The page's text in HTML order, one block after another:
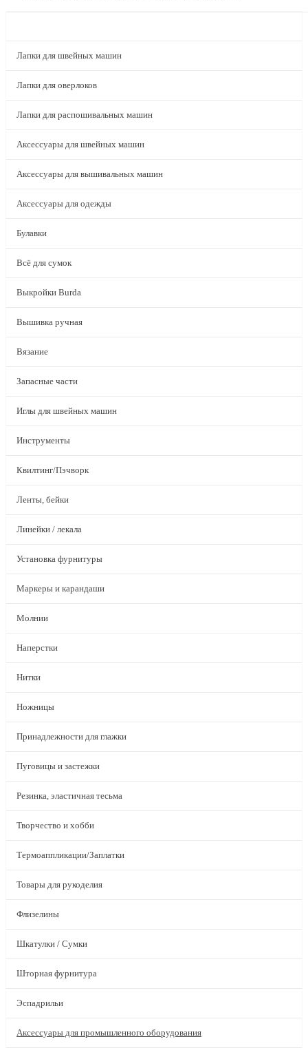
Лапки для швейных машин
Лапки для оверлоков
Лапки для распошивальных машин
Аксессуары для швейных машин
Аксессуары для вышивальных машин
Аксессуары для одежды
Булавки
Всё для сумок
Выкройки Burda
Вышивка ручная
Вязание
Запасные части
Иглы для швейных машин
Инструменты
Квилтинг/Пэчворк
Ленты, бейки
Линейки / лекала
Установка фурнитуры
Маркеры и карандаши
Молнии
Наперстки
Нитки
Ножницы
Принадлежности для глажки
Пуговицы и застежки
Резинка, эластичная тесьма
Творчество и хобби
Термоаппликации/Заплатки
Товары для рукоделия
Флизелины
Шкатулки / Сумки
Шторная фурнитура
Эспадрильи
Аксессуары для промышленного оборудования